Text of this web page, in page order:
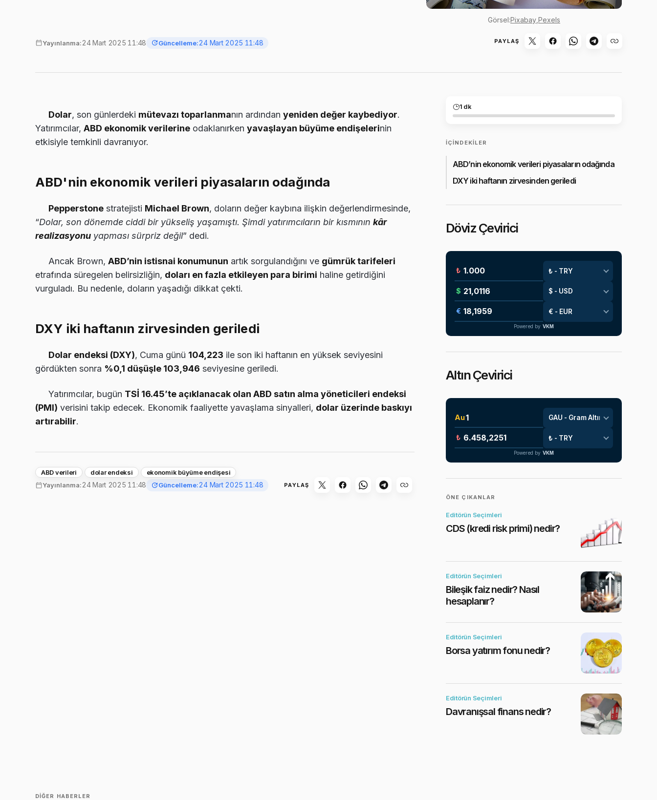
Görsel:Pixabay Pexels
Yayınlanma:24 Mart 2025 11:48 Güncelleme:24 Mart 2025 11:48 PAYLAŞ
Dolar, son günlerdeki mütevazı toparlanmanın ardından yeniden değer kaybediyor.
Yatırımcılar, ABD ekonomik verilerine odaklanırken yavaşlayan büyüme endişelerinin
etkisiyle temkinli davranıyor.
ABD'nin ekonomik verileri piyasaların odağında
Pepperstone stratejisti Michael Brown, doların değer kaybına ilişkin değerlendirmesinde,
“Dolar, son dönemde ciddi bir yükseliş yaşamıştı. Şimdi yatırımcıların bir kısmının kâr
realizasyonu yapması sürpriz değil” dedi.
Ancak Brown, ABD’nin istisnai konumunun artık sorgulandığını ve gümrük tarifeleri
etrafında süregelen belirsizliğin, doları en fazla etkileyen para birimi haline getirdiğini
vurguladı. Bu nedenle, doların yaşadığı dikkat çekti.
DXY iki haftanın zirvesinden geriledi
Dolar endeksi (DXY), Cuma günü 104,223 ile son iki haftanın en yüksek seviyesini
gördükten sonra %0,1 düşüşle 103,946 seviyesine geriledi.
Yatırımcılar, bugün TSİ 16.45’te açıklanacak olan ABD satın alma yöneticileri endeksi
(PMI) verisini takip edecek. Ekonomik faaliyette yavaşlama sinyalleri, dolar üzerinde baskıyı
artırabilir.
ABD verileri dolar endeksi
ekonomik büyüme endişesi
Yayınlanma:24 Mart 2025 11:48 Güncelleme:24 Mart 2025 11:48 PAYLAŞ
1 dk
İÇINDEKILER
ABD’nin ekonomik verileri piyasaların odağında
DXY iki haftanın zirvesinden geriledi
Döviz Çevirici
₺
$
€
Powered by VKM
Altın Çevirici
Au
₺
Powered by VKM
ÖNE ÇIKANLAR
Editörün Seçimleri
CDS (kredi risk primi) nedir?
Editörün Seçimleri
Bileşik faiz nedir? Nasıl
hesaplanır?
Editörün Seçimleri
Borsa yatırım fonu nedir?
Editörün Seçimleri
Davranışsal finans nedir?
DIĞER HABERLER